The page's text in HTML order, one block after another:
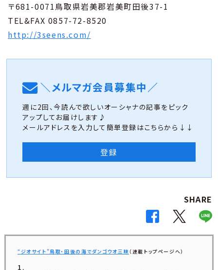
〒681-0071鳥取県岩美郡岩美町田後37-1
TEL&FAX 0857-72-8520
http://3seens.com/
＼メルマガ会員募集中／
週に2回、今読んで欲しいオーシャナの記事をピック
アップしてお届けします♪
メールアドレスを入力して簡単登録はこちらから↓↓
登録
SHARE
“ジオサイト”鳥取・田後の海でダンゴウオ三昧 （連載トップページへ）